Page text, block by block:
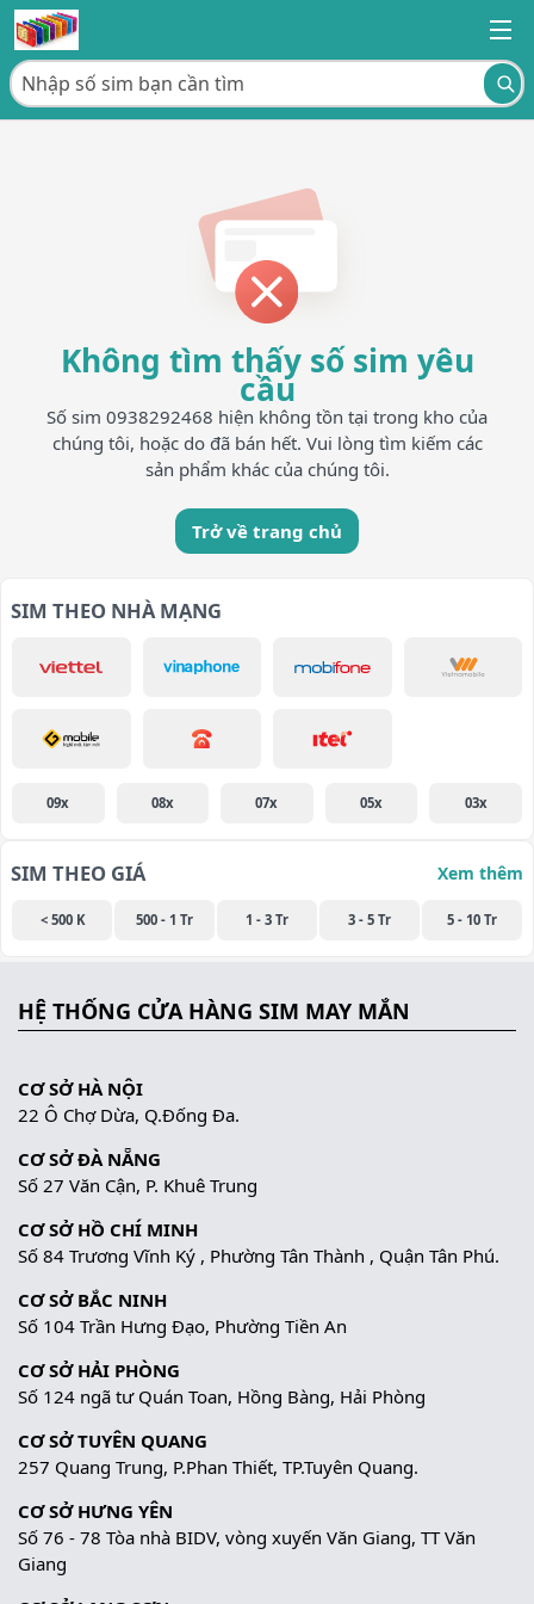
Không tìm thấy số sim yêu
cầu
Số sim 0938292468 hiện không tồn tại trong kho của
chúng tôi, hoặc do đã bán hết. Vui lòng tìm kiếm các
sản phẩm khác của chúng tôi.
Trở về trang chủ
SIM THEO NHÀ MẠNG
09x 08x 07x 05x 03x
SIM THEO GIÁ Xem thêm
< 500 K 500 - 1 Tr 1 - 3 Tr 3 - 5 Tr 5 - 10 Tr
HỆ THỐNG CỬA HÀNG SIM MAY MẮN
CƠ SỞ HÀ NỘI
22 Ô Chợ Dừa, Q.Đống Đa.
CƠ SỞ ĐÀ NẴNG
Số 27 Văn Cận, P. Khuê Trung
CƠ SỞ HỒ CHÍ MINH
Số 84 Trương Vĩnh Ký , Phường Tân Thành , Quận Tân Phú.
CƠ SỞ BẮC NINH
Số 104 Trần Hưng Đạo, Phường Tiền An
CƠ SỞ HẢI PHÒNG
Số 124 ngã tư Quán Toan, Hồng Bàng, Hải Phòng
CƠ SỞ TUYÊN QUANG
257 Quang Trung, P.Phan Thiết, TP.Tuyên Quang.
CƠ SỞ HƯNG YÊN
Số 76 - 78 Tòa nhà BIDV, vòng xuyến Văn Giang, TT Văn
Giang